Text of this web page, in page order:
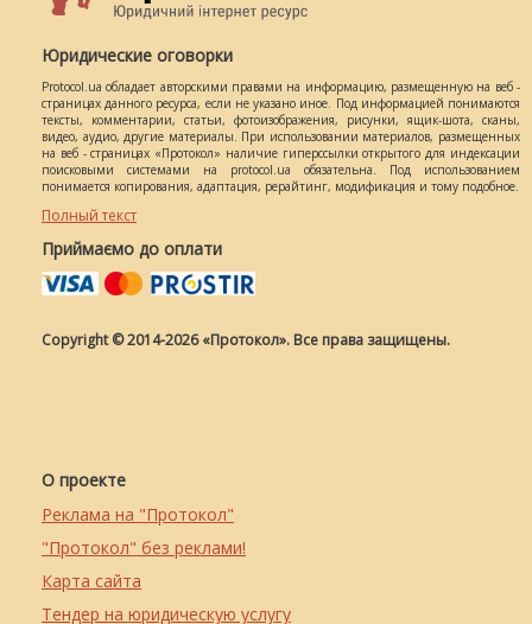
Юридические оговорки
Protocol.ua обладает авторскими правами на информацию, размещенную на веб -
страницах данного ресурса, если не указано иное. Под информацией понимаются
тексты, комментарии, статьи, фотоизображения, рисунки, ящик-шота, сканы,
видео, аудио, другие материалы. При использовании материалов, размещенных
на веб - страницах «Протокол» наличие гиперссылки открытого для индексации
поисковыми системами на protocol.ua обязательна. Под использованием
понимается копирования, адаптация, рерайтинг, модификация и тому подобное.
Полный текст
Приймаємо до оплати
Copyright © 2014-2026 «Протокол». Все права защищены.
О проекте
Реклама на "Протокол"
"Протокол" без реклами!
Карта сайта
Тендер на юридическую услугу